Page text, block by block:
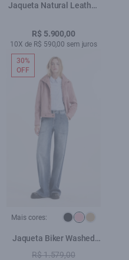
Jaqueta Natural Leather
R$ 5.900,00
10X de R$ 590,00 sem juros
Mais cores:
Jaqueta Biker Washed
Suede Blush
R$ 1.579,00
30%
OFF